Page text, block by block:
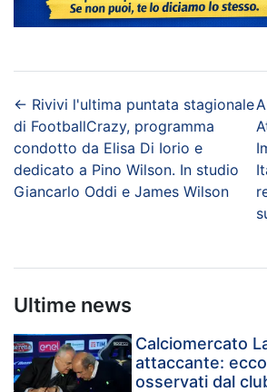
← Rivivi l'ultima puntata stagionale
di FootballCrazy, programma
condotto da Elisa Di Iorio e
dedicato a Pino Wilson. In studio
Giancarlo Oddi e James Wilson
Ultime news
Calciomercato
attaccante:
osservati dal